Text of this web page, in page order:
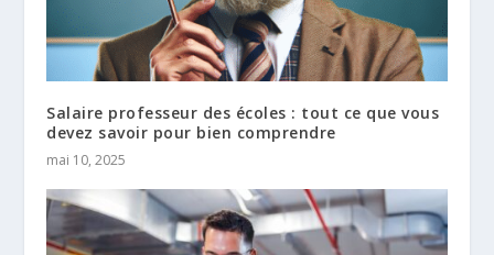
Salaire professeur des écoles : tout ce que vous
devez savoir pour bien comprendre
mai 10, 2025